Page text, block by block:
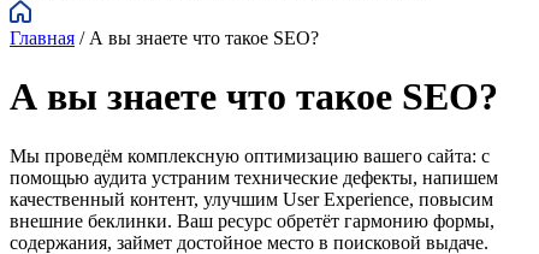
Главная / А вы знаете что такое SEO?
А вы знаете что такое SEO?
Мы проведём комплексную оптимизацию вашего сайта: с
помощью аудита устраним технические дефекты, напишем
качественный контент, улучшим User Experience, повысим
внешние беклинки. Ваш ресурс обретёт гармонию формы,
содержания, займет достойное место в поисковой выдаче.